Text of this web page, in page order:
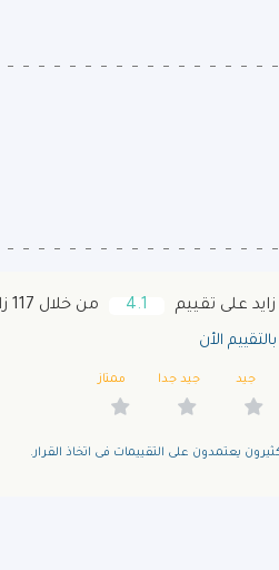
على تقييم 4.1 من خلال 117 زائر
الأن
جيد جيد جدا ممتاز
يعتمدون على التقييمات فى اتخاذ القرار.